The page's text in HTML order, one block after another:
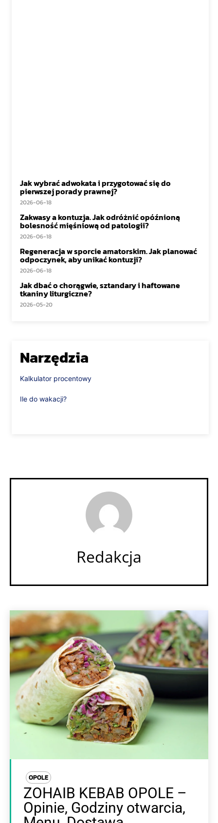
Jak wybrać adwokata i przygotować się do
pierwszej porady prawnej?
2026-06-18
Zakwasy a kontuzja. Jak odróżnić opóźnioną
bolesność mięśniową od patologii?
2026-06-18
Regeneracja w sporcie amatorskim. Jak planować
odpoczynek, aby unikać kontuzji?
2026-06-18
Jak dbać o chorągwie, sztandary i haftowane
tkaniny liturgiczne?
2026-05-20
Narzędzia
Kalkulator procentowy
Ile do wakacji?
Redakcja
OPOLE
ZOHAIB KEBAB OPOLE –
Opinie, Godziny otwarcia,